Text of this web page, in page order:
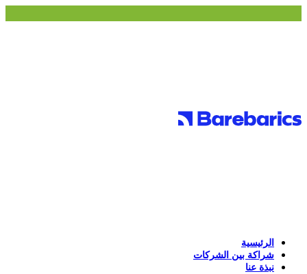
الرئيسية
شراكة بين الشركات
نبذة عنا